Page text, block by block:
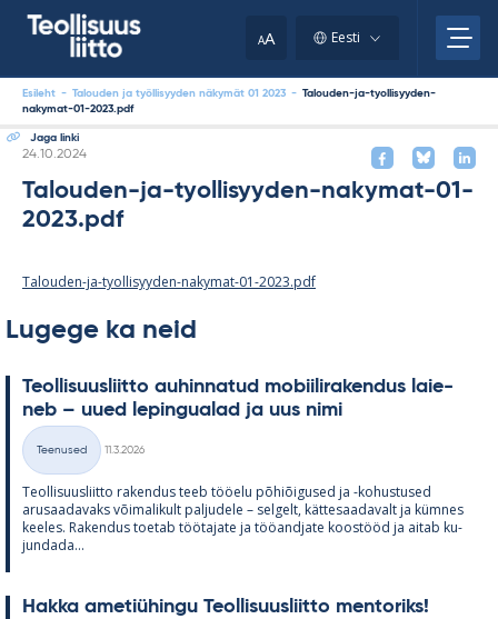
AA Eesti
Esileht - Talouden ja työllisyyden näkymät 01 2023 - Talouden-ja-tyollisyyden-
nakymat-01-2023.pdf
Jaga linki
Kirjoitettu
24.10.2024
Talouden-ja-tyollisyyden-nakymat-01-
2023.pdf
Talouden-ja-tyollisyyden-nakymat-01-2023.pdf
Lugege ka neid
Teol­li­suus­liitto au­hin­na­tud mo­bii­li­ra­ken­dus lai­e­
neb – uued le­pin­gua­lad ja uus nimi
Kategooriad
Teenused
11.3.2026
Teol­li­suus­liitto ra­ken­dus teeb töö­elu põ­hiõi­gused ja -ko­hus­tused
arusaa­da­vaks või­ma­li­kult pal­ju­dele – sel­gelt, kät­te­saa­da­valt ja küm­nes
kee­les. Ra­ken­dus toe­tab töö­ta­jate ja töö­and­jate koos­tööd ja ai­tab ku­
jun­dada...
Hakka ame­tiü­hingu Teol­li­suus­liitto men­to­riks!